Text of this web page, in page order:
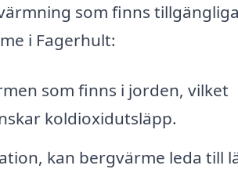
som finns
i Fagerhult:
som finns i jorden, vilket
koldioxidutsläpp.
kan bergvärme leda till